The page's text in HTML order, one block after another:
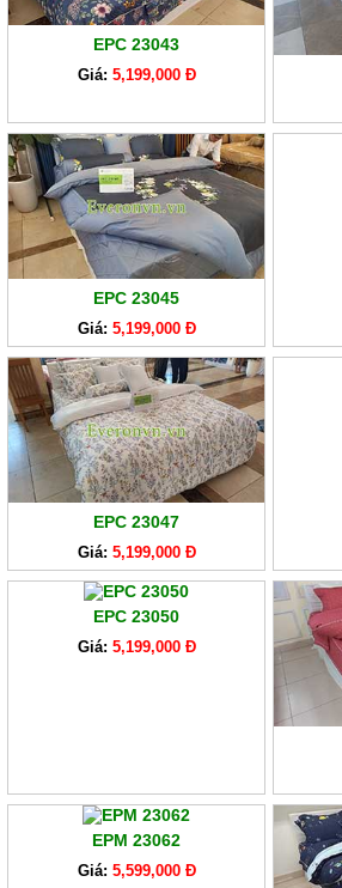
EPC 23043
Giá: 5,199,000 Đ
EPC 23045
Giá: 5,199,000 Đ
EPC 23047
Giá: 5,199,000 Đ
EPC 23050
Giá: 5,199,000 Đ
EPM 23062
Giá: 5,599,000 Đ